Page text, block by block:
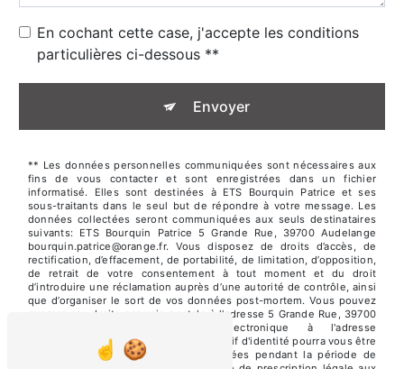
En cochant cette case, j'accepte les conditions
particulières ci-dessous **
Envoyer
** Les données personnelles communiquées sont nécessaires aux
fins de vous contacter et sont enregistrées dans un fichier
informatisé. Elles sont destinées à ETS Bourquin Patrice et ses
sous-traitants dans le seul but de répondre à votre message. Les
données collectées seront communiquées aux seuls destinataires
suivants: ETS Bourquin Patrice 5 Grande Rue, 39700 Audelange
bourquin.patrice@orange.fr. Vous disposez de droits d’accès, de
rectification, d’effacement, de portabilité, de limitation, d’opposition,
de retrait de votre consentement à tout moment et du droit
d’introduire une réclamation auprès d’une autorité de contrôle, ainsi
que d’organiser le sort de vos données post-mortem. Vous pouvez
exercer ces droits par voie postale à l'adresse 5 Grande Rue, 39700
Audelange ou par courrier électronique à l'adresse
bourquin.patrice@orange.fr. Un justificatif d'identité pourra vous être
demandé. Nous conservons vos données pendant la période de